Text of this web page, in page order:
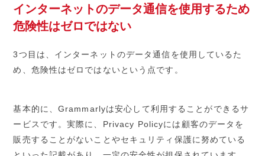
インターネットのデータ通信を使用するため
危険性はゼロではない
3つ目は、インターネットのデータ通信を使用しているた
め、危険性はゼロではないという点です。
基本的に、Grammarlyは安心して利用することができるサ
ービスです。実際に、Privacy Policyには顧客のデータを
販売することがないことやセキュリティ保護に努めている